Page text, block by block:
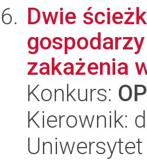
Dwie
zakażenia
Konkurs:
Kierownik: